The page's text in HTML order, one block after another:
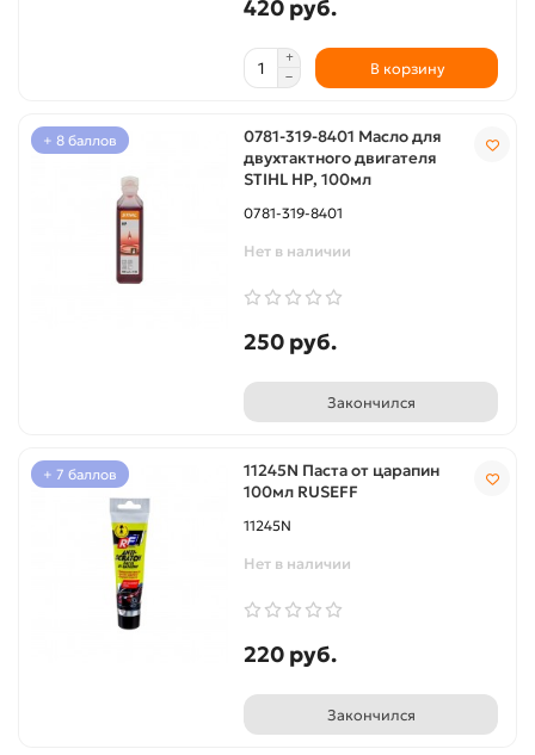
420 руб.
В корзину
+ 8 баллов
0781-319-8401 Масло для
двухтактного двигателя
STIHL HP, 100мл
0781-319-8401
Нет в наличии
250 руб.
Закончился
+ 7 баллов
11245N Паста от царапин
100мл RUSEFF
11245N
Нет в наличии
220 руб.
Закончился